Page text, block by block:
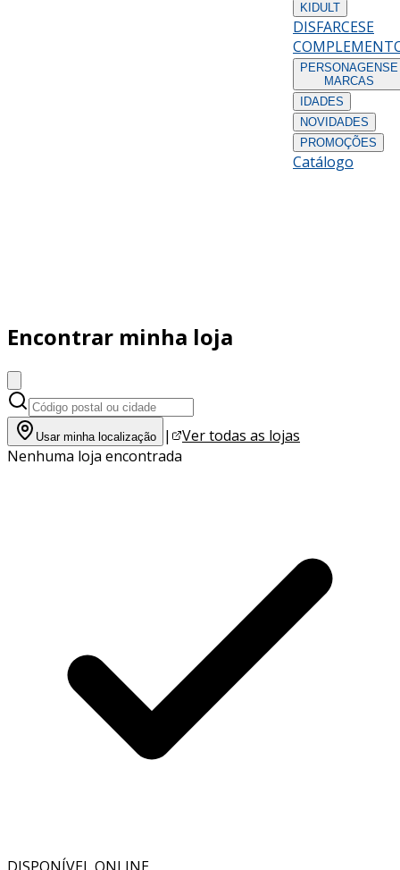
KIDULT
DISFARCESE
PERSONAGENS E
MARCAS
IDADES
NOVIDADES
PROMOÇÕES
Catálogo
Encontrar minha loja
Usar minha localização |
Ver todas as lojas
Nenhuma loja encontrada